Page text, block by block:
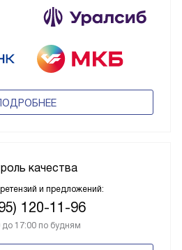
качества
и предложений:
120-11-96
до 17:00 по будням